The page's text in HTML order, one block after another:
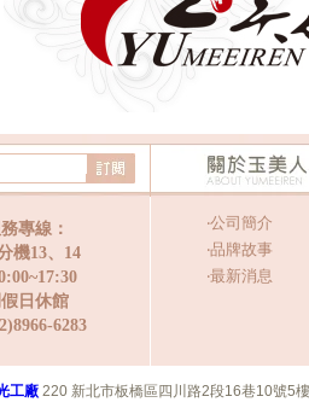
專線：
機13、14
日休館
6283
‧公司簡介
‧品牌故事
‧最新消息
工廠 220 新北市板橋區四川路2段16巷10號